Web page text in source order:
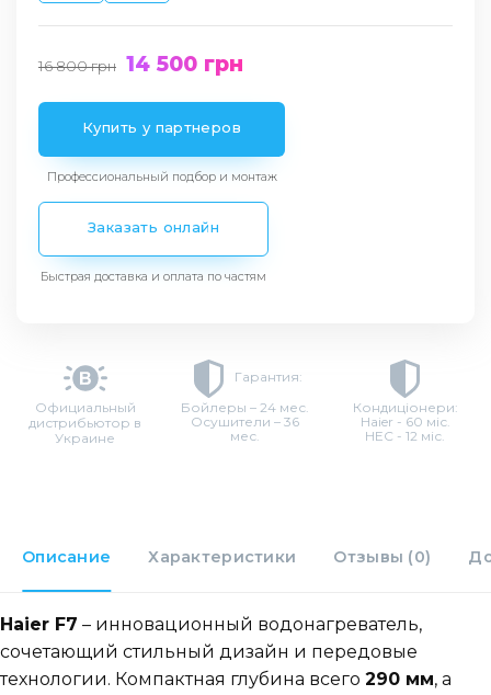
16 800грн 14 500 грн
Купить у партнеров
Профессиональный подбор и монтаж
Заказать онлайн
Быстрая доставка и оплата по частям
Официальный
дистрибьютор в
Украине
Гарантия:
Бойлеры – 24 мес.
Осушители – 36
мес.
Кондиціонери:
Haier - 60 міс.
HEC - 12 міс.
Описание Характеристики Отзывы (0)
Haier F7 – инновационный водонагреватель,
сочетающий стильный дизайн и передовые
технологии. Компактная глубина всего 290 мм, а